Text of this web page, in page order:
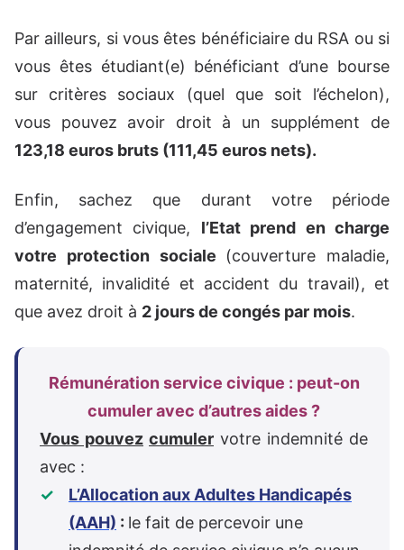
Par ailleurs, si vous êtes bénéficiaire du RSA ou si
vous êtes étudiant(e) bénéficiant d’une bourse
sur critères sociaux (quel que soit l’échelon),
vous pouvez avoir droit à un supplément de
123,18 euros bruts (111,45 euros nets).
Enfin, sachez que durant votre période
d’engagement civique, l’Etat prend en charge
votre protection sociale (couverture maladie,
maternité, invalidité et accident du travail), et
que avez droit à 2 jours de congés par mois.
Rémunération service civique : peut-on
cumuler avec d’autres aides ?
Vous pouvez cumuler votre indemnité de
avec :
L’Allocation aux Adultes Handicapés
(AAH) : le fait de percevoir une